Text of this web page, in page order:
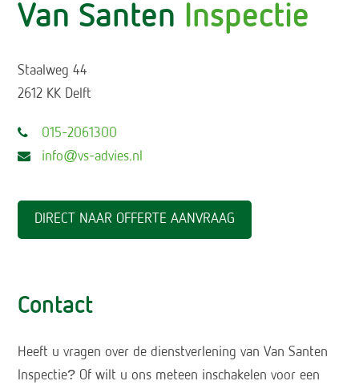
Van Santen Inspectie
Staalweg 44
2612 KK Delft
015-2061300
info@vs-advies.nl
DIRECT NAAR OFFERTE AANVRAAG
Contact
Heeft u vragen over de dienstverlening van Van Santen
Inspectie? Of wilt u ons meteen inschakelen voor een